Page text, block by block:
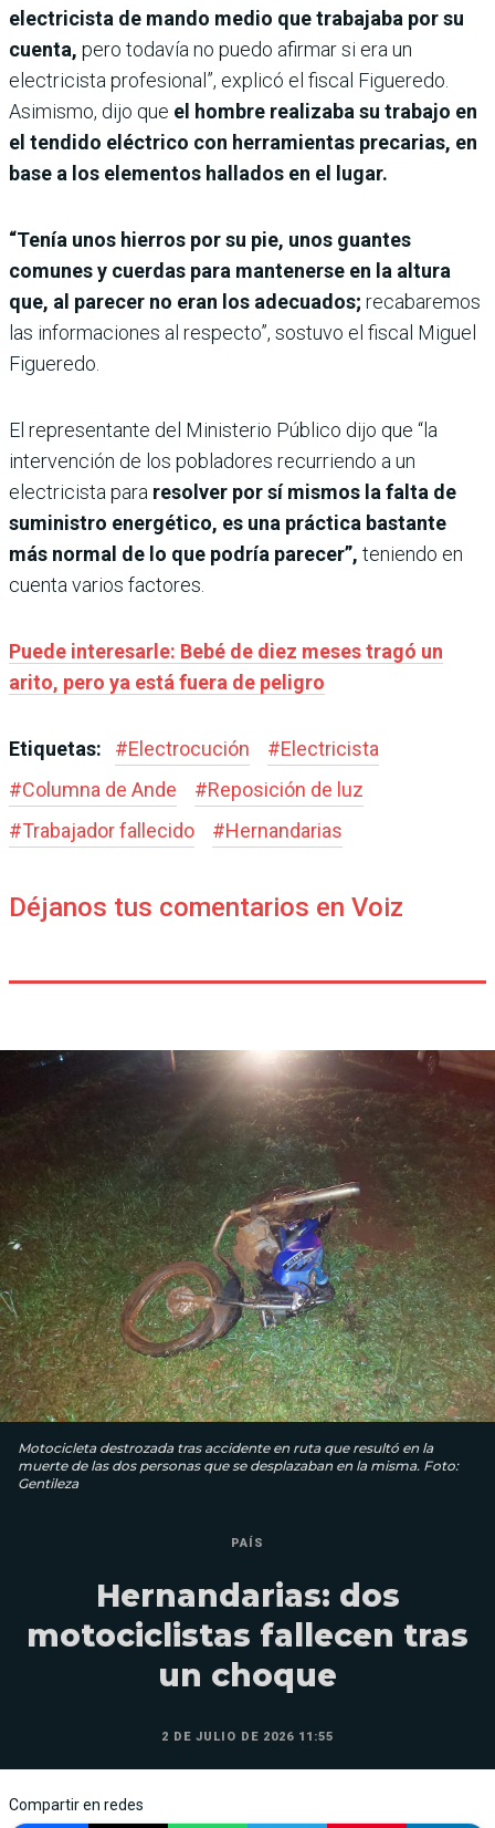
electricista de mando medio que trabajaba por su
cuenta, pero todavía no puedo afirmar si era un
electricista profesional”, explicó el fiscal Figueredo.
Asimismo, dijo que el hombre realizaba su trabajo en
el tendido eléctrico con herramientas precarias, en
base a los elementos hallados en el lugar.
“Tenía unos hierros por su pie, unos guantes
comunes y cuerdas para mantenerse en la altura
que, al parecer no eran los adecuados; recabaremos
las informaciones al respecto”, sostuvo el fiscal Miguel
Figueredo.
El representante del Ministerio Público dijo que “la
intervención de los pobladores recurriendo a un
electricista para resolver por sí mismos la falta de
suministro energético, es una práctica bastante
más normal de lo que podría parecer”, teniendo en
cuenta varios factores.
Puede interesarle: Bebé de diez meses tragó un
arito, pero ya está fuera de peligro
Etiquetas: #Electrocución #Electricista
#Columna de Ande #Reposición de luz
#Trabajador fallecido #Hernandarias
Déjanos tus comentarios en Voiz
Motocicleta destrozada tras accidente en ruta que resultó en la
muerte de las dos personas que se desplazaban en la misma. Foto:
Gentileza
PAÍS
Hernandarias: dos
motociclistas fallecen tras
un choque
2 DE JULIO DE 2026 11:55
Compartir en redes